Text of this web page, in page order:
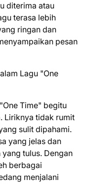
diterima atau
terasa lebih
ringan dan
pesan
Lagu "One
Time" begitu
Liriknya tidak rumit
sulit dipahami.
yang jelas dan
tulus. Dengan
berbagai
menjalani